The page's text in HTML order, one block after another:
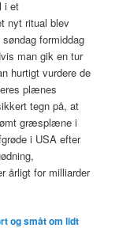
i et
nyt ritual blev
formiddag
man gik en tur
hurtigt vurdere de
plænes
tegn på, at
græsplæne i
i USA efter
årligt for milliarder
og småt om lidt